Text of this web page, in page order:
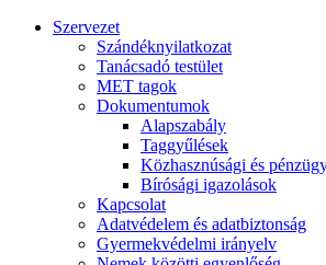
Szervezet
Szándéknyilatkozat
Tanácsadó testület
MET tagok
Dokumentumok
Alapszabály
Taggyűlések
Közhasznúsági és
Bírósági igazolások
Kapcsolat
Adatvédelem és adatbiztonság
Gyermekvédelmi irányelv